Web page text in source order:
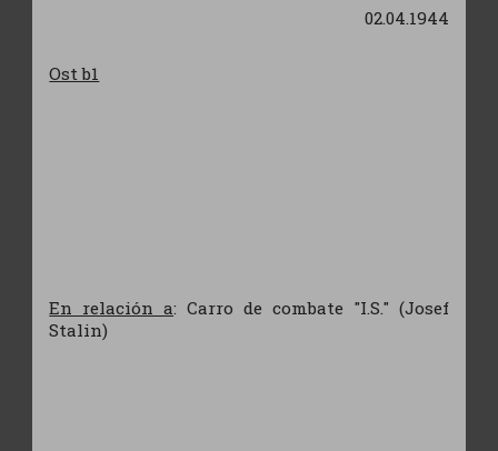
02.04.1944
Ost b1
En relación a: Carro de combate "I.S." (Josef
Stalin)